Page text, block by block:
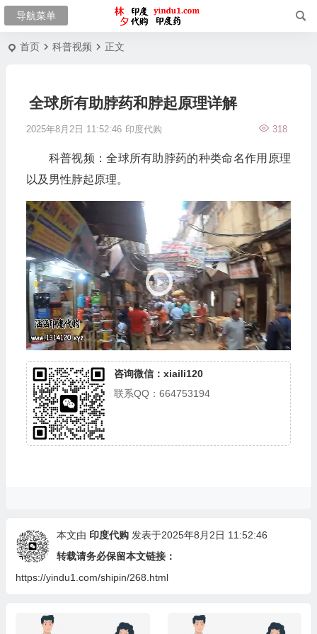
首页 科普视频 正文
全球所有助脖药和脖起原理详解
2025年8月2日 11:52:46 印度代购 318
科普视频：全球所有助脖药的种类命名作用原理
以及男性脖起原理。
视
频
播
放
器
咨询微信：xiaili120
联系QQ：664753194
本文由 印度代购 发表于2025年8月2日 11:52:46
转载请务必保留本文链接：
https://yindu1.com/shipin/268.html